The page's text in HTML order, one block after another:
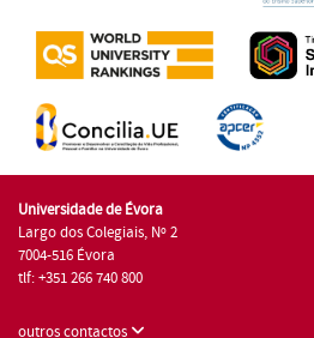
Universidade de Évora
Largo dos Colegiais, Nº 2
7004-516 Évora
tlf: +351 266 740 800
outros contactos